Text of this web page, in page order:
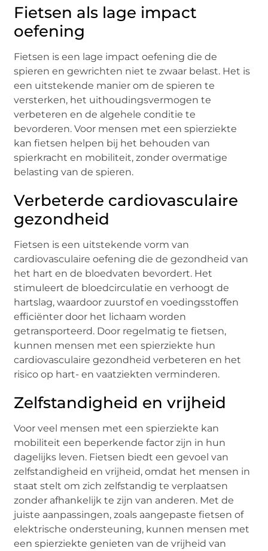
Fietsen als lage impact
oefening
Fietsen is een lage impact oefening die de
spieren en gewrichten niet te zwaar belast. Het is
een uitstekende manier om de spieren te
versterken, het uithoudingsvermogen te
verbeteren en de algehele conditie te
bevorderen. Voor mensen met een spierziekte
kan fietsen helpen bij het behouden van
spierkracht en mobiliteit, zonder overmatige
belasting van de spieren.
Verbeterde cardiovasculaire
gezondheid
Fietsen is een uitstekende vorm van
cardiovasculaire oefening die de gezondheid van
het hart en de bloedvaten bevordert. Het
stimuleert de bloedcirculatie en verhoogt de
hartslag, waardoor zuurstof en voedingsstoffen
efficiënter door het lichaam worden
getransporteerd. Door regelmatig te fietsen,
kunnen mensen met een spierziekte hun
cardiovasculaire gezondheid verbeteren en het
risico op hart- en vaatziekten verminderen.
Zelfstandigheid en vrijheid
Voor veel mensen met een spierziekte kan
mobiliteit een beperkende factor zijn in hun
dagelijks leven. Fietsen biedt een gevoel van
zelfstandigheid en vrijheid, omdat het mensen in
staat stelt om zich zelfstandig te verplaatsen
zonder afhankelijk te zijn van anderen. Met de
juiste aanpassingen, zoals aangepaste fietsen of
elektrische ondersteuning, kunnen mensen met
een spierziekte genieten van de vrijheid van